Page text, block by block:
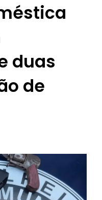
duas
de